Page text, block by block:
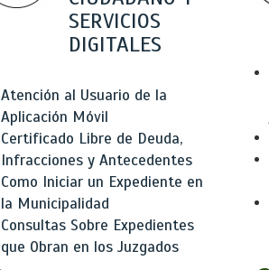
SERVICIOS
DIGITALES
Atención al Usuario de la
Aplicación Móvil
Certificado Libre de Deuda,
Infracciones y Antecedentes
Como Iniciar un Expediente en
la Municipalidad
Consultas Sobre Expedientes
que Obran en los Juzgados